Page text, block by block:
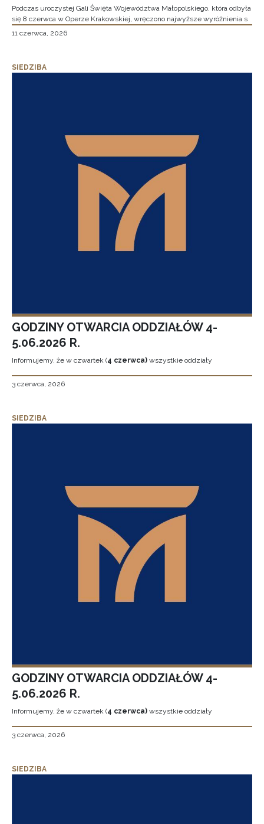
Podczas uroczystej Gali Święta Województwa Małopolskiego, która odbyła
się 8 czerwca w Operze Krakowskiej, wręczono najwyższe wyróżnienia s
11 czerwca, 2026
SIEDZIBA
GODZINY OTWARCIA ODDZIAŁÓW 4-
5.06.2026 R.
Informujemy, że w czwartek (4 czerwca) wszystkie oddziały
3 czerwca, 2026
SIEDZIBA
GODZINY OTWARCIA ODDZIAŁÓW 4-
5.06.2026 R.
Informujemy, że w czwartek (4 czerwca) wszystkie oddziały
3 czerwca, 2026
SIEDZIBA